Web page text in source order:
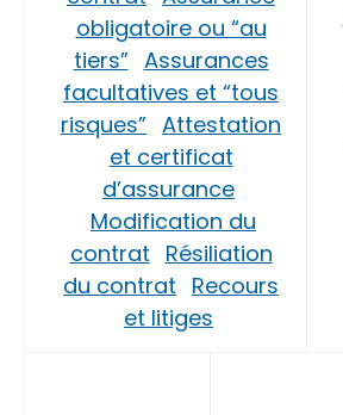
obligatoire ou “au
tiers” Assurances
facultatives et “tous
risques” Attestation
et certificat
d’assurance
Modification du
contrat Résiliation
du contrat Recours
et litiges